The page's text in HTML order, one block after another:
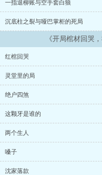
一指退柳账与空手套白狼
沉底柱之裂与哑巴掌柜的死局
《开局棺材回哭
红棺回哭
灵堂里的局
绝户四煞
这颗牙是谁的
两个生人
嗓子
沈家落款